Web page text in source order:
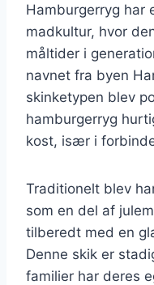
Hamburgerryg har
madkultur, hvor
måltider i
navnet fra byen
skinketypen blev
hamburgerryg
kost, især i
Traditionelt blev
som en del af
tilberedt med en
Denne skik er
familier har deres